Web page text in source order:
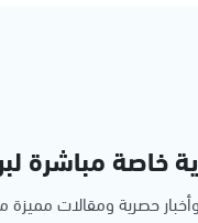
خاصة مباشرة
حصرية ومقالات